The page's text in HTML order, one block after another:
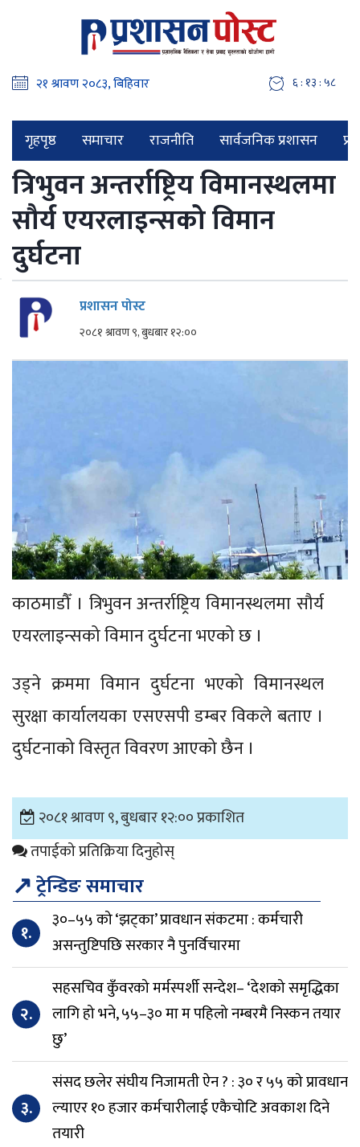
६ : १३ : ५९
गृहपृष्ठ समाचार राजनीति सार्वजनिक प्रशासन
त्रिभुवन अन्तर्राष्ट्रिय विमानस्थलमा
सौर्य एयरलाइन्सको विमान
दुर्घटना
प्रशासन पोस्ट
२०८१ श्रावण ९, बुधबार १२:००
काठमाडौँ । त्रिभुवन अन्तर्राष्ट्रिय विमानस्थलमा सौर्य
एयरलाइन्सको विमान दुर्घटना भएको छ ।
उड्ने क्रममा विमान दुर्घटना भएको विमानस्थल
सुरक्षा कार्यालयका एसएसपी डम्बर विकले बताए ।
दुर्घटनाको विस्तृत विवरण आएको छैन ।
२०८१ श्रावण ९, बुधबार १२:०० प्रकाशित
तपाईको प्रतिक्रिया दिनुहोस्
↗ट्रेन्डिङ समाचार
१.
३०–५५ को ‘झट्का’ प्रावधान संकटमा : कर्मचारी
असन्तुष्टिपछि सरकार नै पुनर्विचारमा
२.
सहसचिव कुँवरको मर्मस्पर्शी सन्देश– ‘देशको समृद्धिका
लागि हो भने, ५५–३० मा म पहिलो नम्बरमै निस्कन तयार
छु’
३.
संसद छलेर संघीय निजामती ऐन ? : ३० र ५५ को प्रावधान
ल्याएर १० हजार कर्मचारीलाई एकैचोटि अवकाश दिने
तयारी